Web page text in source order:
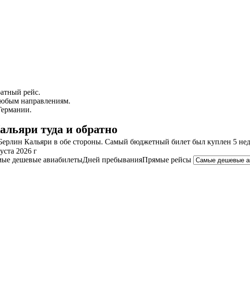
рейс.
направлениям.
туда и обратно
Кальяри в обе стороны. Самый бюджетный билет был куплен 5
2026 г
дешевые авиабилетыДней пребыванияПрямые рейсы